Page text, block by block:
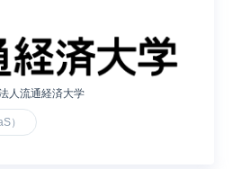
人流通経済大学
）